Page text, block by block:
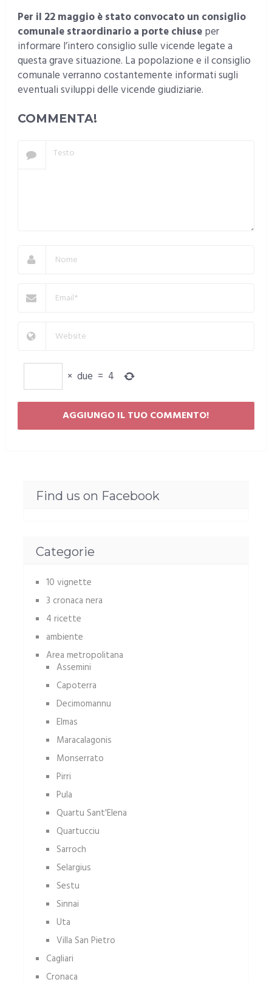
Per il 22 maggio è stato convocato un consiglio
comunale straordinario a porte chiuseper
informare l’intero consiglio sulle vicende legate a
questa grave situazione. La popolazione e il consiglio
comunale verranno costantemente informati sugli
eventuali sviluppi delle vicende giudiziarie.
COMMENTA!
× due = 4
Find us on Facebook
Categorie
10 vignette
3 cronaca nera
4 ricette
ambiente
Area metropolitana
Assemini
Capoterra
Decimomannu
Elmas
Maracalagonis
Monserrato
Pirri
Pula
Quartu Sant'Elena
Quartucciu
Sarroch
Selargius
Sestu
Sinnai
Uta
Villa San Pietro
Cagliari
Cronaca